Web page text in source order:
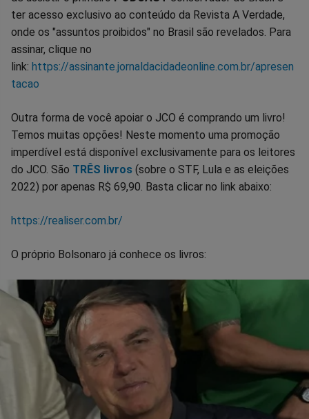
ter acesso exclusivo ao conteúdo da Revista A Verdade,
onde os "assuntos proibidos" no Brasil são revelados. Para
assinar, clique no
link: https://assinante.jornaldacidadeonline.com.br/apresen
tacao
Outra forma de você apoiar o JCO é comprando um livro!
Temos muitas opções! Neste momento uma promoção
imperdível está disponível exclusivamente para os leitores
do JCO. São TRÊS livros (sobre o STF, Lula e as eleições
2022) por apenas R$ 69,90. Basta clicar no link abaixo:
https://realiser.com.br/
O próprio Bolsonaro já conhece os livros: